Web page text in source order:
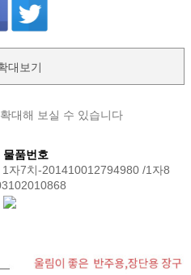
대보기
대해 보실 수 있습니다
물품번호
자7치-201410012794980 /1자8